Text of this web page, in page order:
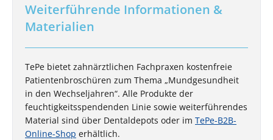
Weiterführende Informationen &
Materialien
TePe bietet zahnärztlichen Fachpraxen kostenfreie
Patientenbroschüren zum Thema „Mundgesundheit
in den Wechseljahren“. Alle Produkte der
feuchtigkeitsspendenden Linie sowie weiterführendes
Material sind über Dentaldepots oder im TePe-B2B-
Online-Shop erhältlich.